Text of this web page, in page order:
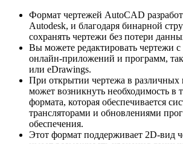
Формат чертежей AutoCAD
Autodesk, и благодаря бинарной
сохранять чертежи без потери
Вы можете редактировать чертежи
онлайн-приложений и программ,
или eDrawings.
При открытии чертежа в различных
может возникнуть необходимость в
формата, которая обеспечивается
трансляторами и обновлениями
обеспечения.
Этот формат поддерживает 2D-вид